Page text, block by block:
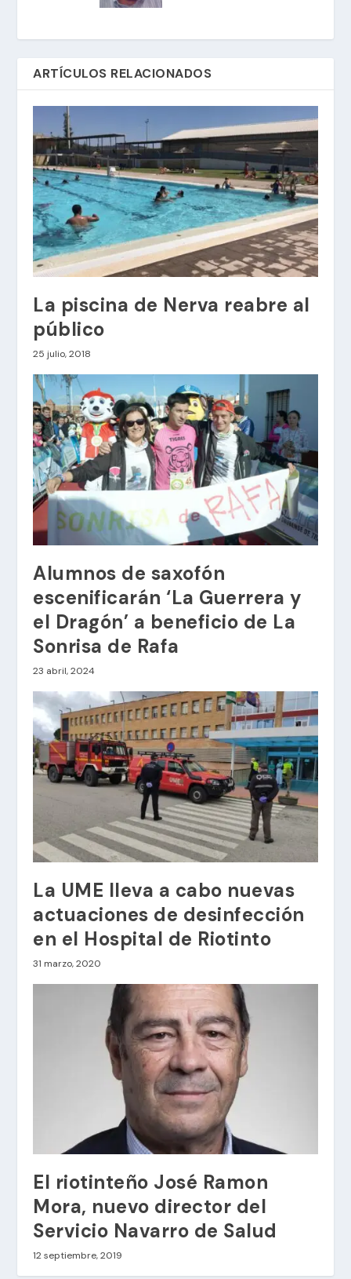
ARTÍCULOS RELACIONADOS
La piscina de Nerva reabre al
público
25 julio, 2018
Alumnos de saxofón
escenificarán ‘La Guerrera y
el Dragón’ a beneficio de La
Sonrisa de Rafa
23 abril, 2024
La UME lleva a cabo nuevas
actuaciones de desinfección
en el Hospital de Riotinto
31 marzo, 2020
El riotinteño José Ramon
Mora, nuevo director del
Servicio Navarro de Salud
12 septiembre, 2019